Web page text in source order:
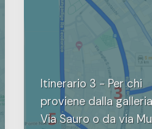
Itinerario 3 - Per chi
proviene dalla
Via Sauro o da via